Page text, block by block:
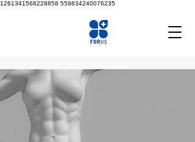
1261341568228858 559834240076235